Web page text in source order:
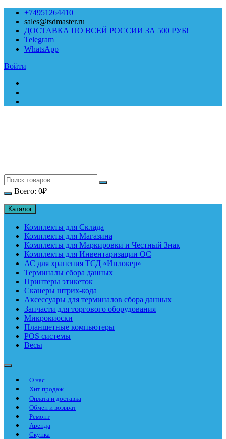
Перейти
содержимому
+74951264410
sales@tsdmaster.ru
ДОСТАВКА ПО ВСЕЙ РОССИИ ЗА 500 РУБ!
Telegram
WhatsApp
Войти
Всего: 0₽
Каталог
Комплекты для Склада
Комплекты для Магазина
Комплекты для Маркировки и Честный Знак
Комплекты для Инвентаризации ОС
АС для хранения ТСД «Инлокер»
Терминалы сбора данных
Принтеры этикеток
Сканеры штрих-кода
Аксессуары для терминалов сбора данных
Запчасти для торгового оборудования
Микрокиоски
Планшетные компьютеры
POS системы
Весы
О нас
Хит продаж
Оплата и доставка
Обмен и возврат
Ремонт
Аренда
Скупка